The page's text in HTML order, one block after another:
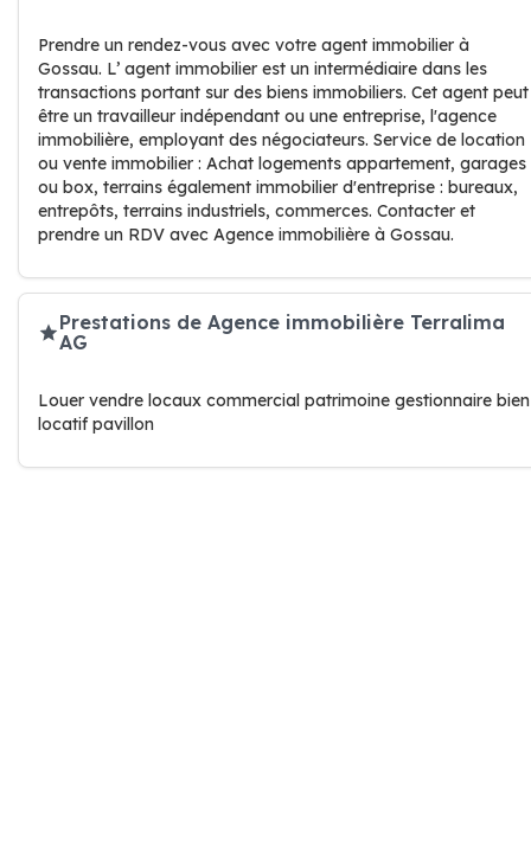
Prendre un rendez-vous avec votre agent immobilier à
Gossau. L’ agent immobilier est un intermédiaire dans les
transactions portant sur des biens immobiliers. Cet agent peut
être un travailleur indépendant ou une entreprise, l'agence
immobilière, employant des négociateurs. Service de location
ou vente immobilier : Achat logements appartement, garages
ou box, terrains également immobilier d'entreprise : bureaux,
entrepôts, terrains industriels, commerces. Contacter et
prendre un RDV avec Agence immobilière à Gossau.
Prestations de Agence immobilière Terralima
AG
Louer vendre locaux commercial patrimoine gestionnaire bien
locatif pavillon